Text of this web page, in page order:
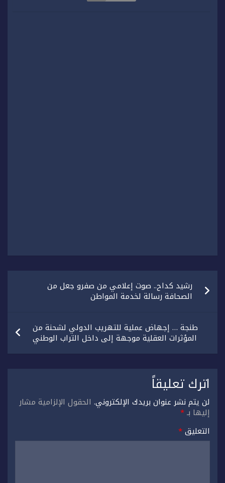
تصفّح
المقالاترشيد كداح.. صوت إعلامي من صفرو جعل من
الصحافة رسالة لخدمة المواطن
طنجة … إجهاض عملية للتهريب الدولي لشحنة من
المؤثرات العقلية موجهة إلى داخل التراب الوطني
اترك تعليقاً
لن يتم نشر عنوان بريدك الإلكتروني. الحقول الإلزامية مشار
إليها بـ*
التعليق*